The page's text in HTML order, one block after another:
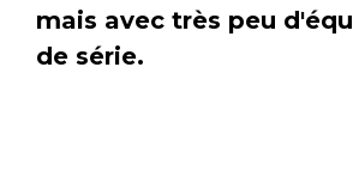
mais avec très peu
de série.